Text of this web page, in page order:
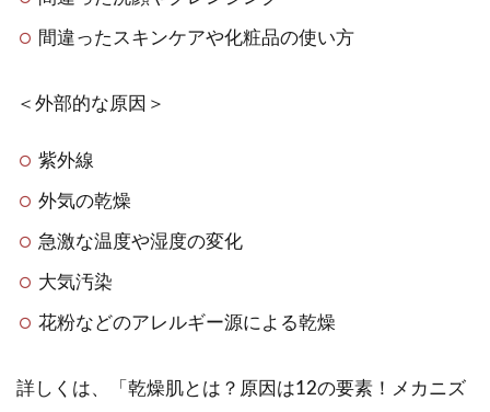
間違ったスキンケアや化粧品の使い方
＜外部的な原因＞
紫外線
外気の乾燥
急激な温度や湿度の変化
大気汚染
花粉などのアレルギー源による乾燥
詳しくは、「乾燥肌とは？原因は12の要素！メカニズ